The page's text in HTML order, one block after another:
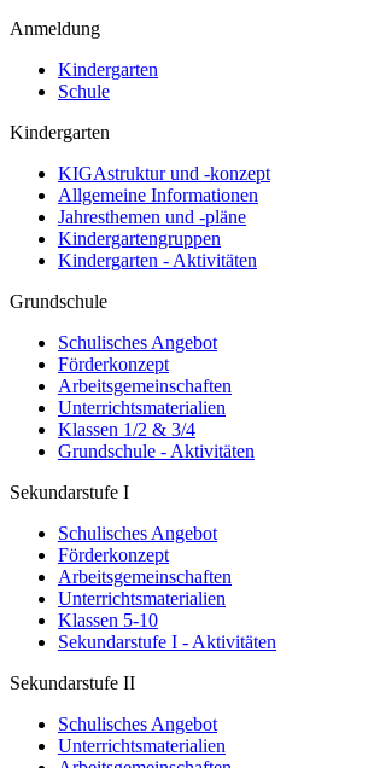
Anmeldung
Kindergarten
Schule
Kindergarten
KIGAstruktur und -konzept
Allgemeine Informationen
Jahresthemen und -pläne
Kindergartengruppen
Kindergarten - Aktivitäten
Grundschule
Schulisches Angebot
Förderkonzept
Arbeitsgemeinschaften
Unterrichtsmaterialien
Klassen 1/2 & 3/4
Grundschule - Aktivitäten
Sekundarstufe I
Schulisches Angebot
Förderkonzept
Arbeitsgemeinschaften
Unterrichtsmaterialien
Klassen 5-10
Sekundarstufe I - Aktivitäten
Sekundarstufe II
Schulisches Angebot
Unterrichtsmaterialien